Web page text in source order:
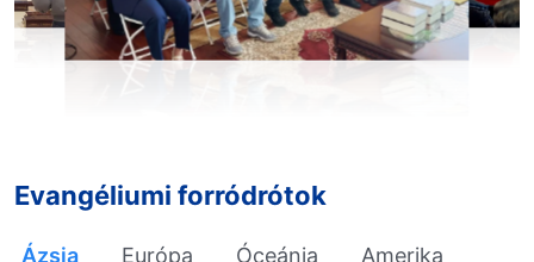
Evangéliumi forródrótok
Ázsia Európa Óceánia Amerika